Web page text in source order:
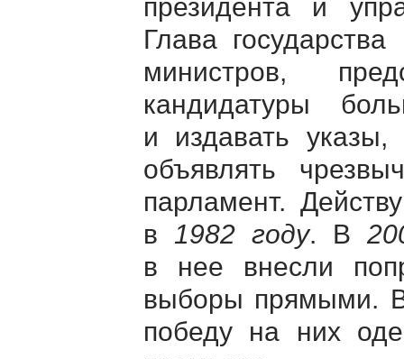
президента и
Глава
министров,
кандидатуры
и издавать указы,
объявлять
парламент.
в 1982 году. В
в нее внесли
выборы прямыми.
победу на них